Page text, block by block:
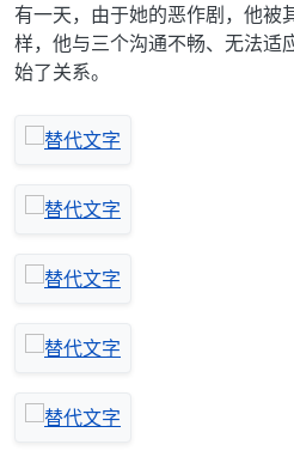
有一天，由于她的恶作剧，他被
样，他与三个沟通不畅、无法适
始了关系。